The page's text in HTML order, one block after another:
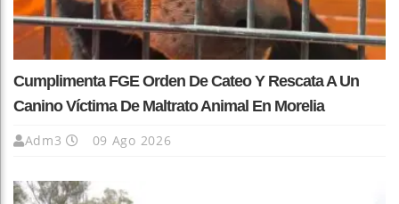
Cumplimenta FGE Orden De Cateo Y Rescata A Un
Canino Víctima De Maltrato Animal En Morelia
Adm3 09 Ago 2026